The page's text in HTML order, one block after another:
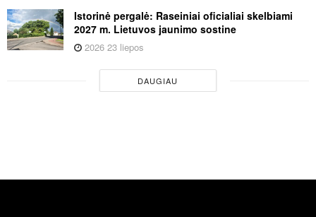
Istorinė pergalė: Raseiniai oficialiai skelbiami
2027 m. Lietuvos jaunimo sostine
2026 23 liepos
DAUGIAU